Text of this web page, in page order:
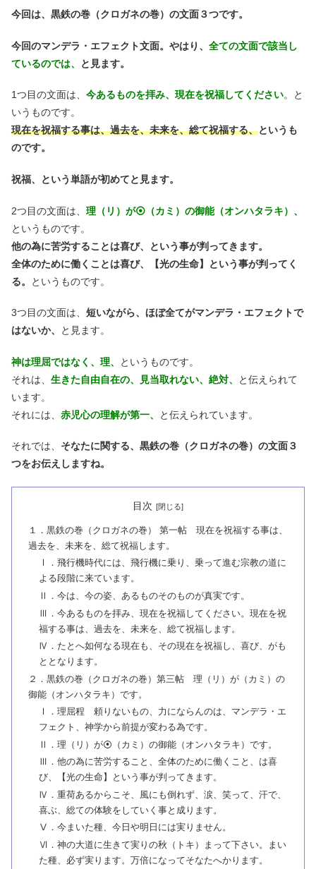
今回は、黒鉄の巻（クロガネの巻）の文面３つです。
今回のマンデラ・エフェクト文面。やはり、 全ての文面で該当し
ているのでは、
と見ます。
1つ目の文面は、 今あるものを拝み、現在を祝福してください。と
いうものです。
現在を祝福する事は、過去を、未来を、総て祝福する、というも
のです。
祝福、という単語が初めてと見ます。
2つ目の文面は、 理（リ）が⦿（カミ）の御能（オンハタラキ）、
というものです。
他の為に苦労することは喜び、という事が判ってきます。
全体のために働くことは喜び、【光の生命】という事が判ってく
る。
というものです。
3つ目の文面は、 短いながら、ほぼ全てがマンデラ・エフェクトで
はないか、
と見ます。
神は理屈ではなく、理、
というものです。
それは、 生きた自由自在の、見当取れない、絶対、
と伝えられて
います。
それには、 赤児心の理解が第一、 と伝えられています。
それでは、 そなたに関する、黒鉄の巻（クロガネの巻）の文面３
つをお伝えしますね。
目次
１．黒鉄の巻（クロガネの巻） 第一帖 現在を祝福する事は、
過去を、未来を、総て祝福します。
Ⅰ．飛行機時代には、飛行機に乗り、乗って進む宗教の道に
よる段階に来ています。
Ⅱ．今は、今の姿、あるものそのものが真実です。
Ⅲ．今あるものを拝み、現在を祝福してください。現在を祝
福する事は、過去を、未来を、総て祝福します。
Ⅳ．たとへ如何なる現在も、その現在を祝福し、喜び、がも
ととなります。
２．黒鉄の巻（クロガネの巻）第三帖 理（リ）が（カミ）の
御能（オンハタラキ）です。
Ⅰ．理屈程 頼りないもの、力にならんのは、マンデラ・エ
フェクト、神学から前提が変わる為です。
Ⅱ．理（リ）が⦿（カミ）の御能（オンハタラキ）です。
Ⅲ．他の為に苦労すること、全体のために働くこと、は喜
び、【光の生命】という事が判ってきます。
Ⅳ．重荷あるからこそ、風にも倒れず、涙、笑って、汗で、
喜ぶ、総ての体験をしていく事と成ります。
Ⅴ．今まいた種、今日や明日には実りません。
Ⅵ．神の大道に生きて実りの秋（トキ）まって下さい。まい
た種、必ず実ります。万倍になってそなたへかります。